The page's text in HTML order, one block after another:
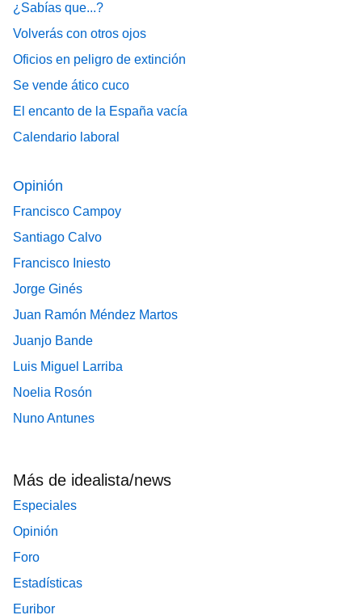
¿Sabías que...?
Volverás con otros ojos
Oficios en peligro de extinción
Se vende ático cuco
El encanto de la España vacía
Calendario laboral
Opinión
Francisco Campoy
Santiago Calvo
Francisco Iniesto
Jorge Ginés
Juan Ramón Méndez Martos
Juanjo Bande
Luis Miguel Larriba
Noelia Rosón
Nuno Antunes
Más de idealista/news
Especiales
Opinión
Foro
Estadísticas
Euribor